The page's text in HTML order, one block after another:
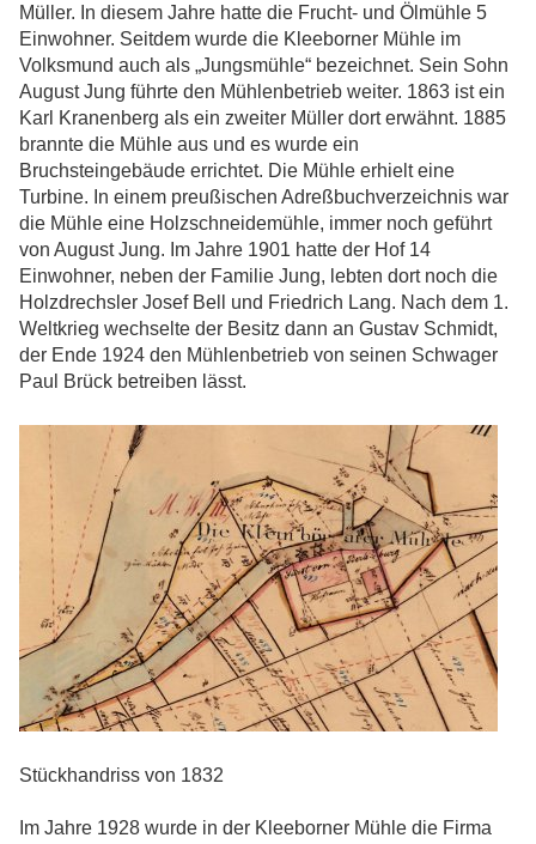
Müller. In diesem Jahre hatte die Frucht- und Ölmühle 5
Einwohner. Seitdem wurde die Kleeborner Mühle im
Volksmund auch als „Jungsmühle“ bezeichnet. Sein Sohn
August Jung führte den Mühlenbetrieb weiter. 1863 ist ein
Karl Kranenberg als ein zweiter Müller dort erwähnt. 1885
brannte die Mühle aus und es wurde ein
Bruchsteingebäude errichtet. Die Mühle erhielt eine
Turbine. In einem preußischen Adreßbuchverzeichnis war
die Mühle eine Holzschneidemühle, immer noch geführt
von August Jung. Im Jahre 1901 hatte der Hof 14
Einwohner, neben der Familie Jung, lebten dort noch die
Holzdrechsler Josef Bell und Friedrich Lang. Nach dem 1.
Weltkrieg wechselte der Besitz dann an Gustav Schmidt,
der Ende 1924 den Mühlenbetrieb von seinen Schwager
Paul Brück betreiben lässt.
Stückhandriss von 1832
Im Jahre 1928 wurde in der Kleeborner Mühle die Firma